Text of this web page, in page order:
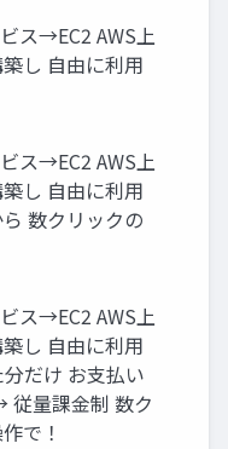
ス→EC2 AWS上
し 自由に利用
ス→EC2 AWS上
し 自由に利用
数クリックの
ス→EC2 AWS上
し 自由に利用
だけ お支払い
従量課金制 数ク
で！